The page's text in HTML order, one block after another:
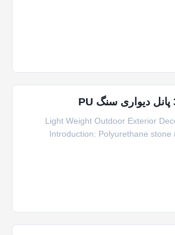
Light Weight Outdoor Exterior
Introduction: Polyurethane